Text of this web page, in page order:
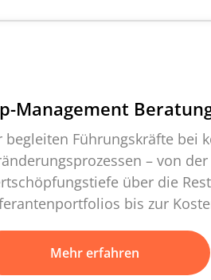
Management
begleiten Führungskräfte bei
– von
über die
bis zur
Mehr erfahren